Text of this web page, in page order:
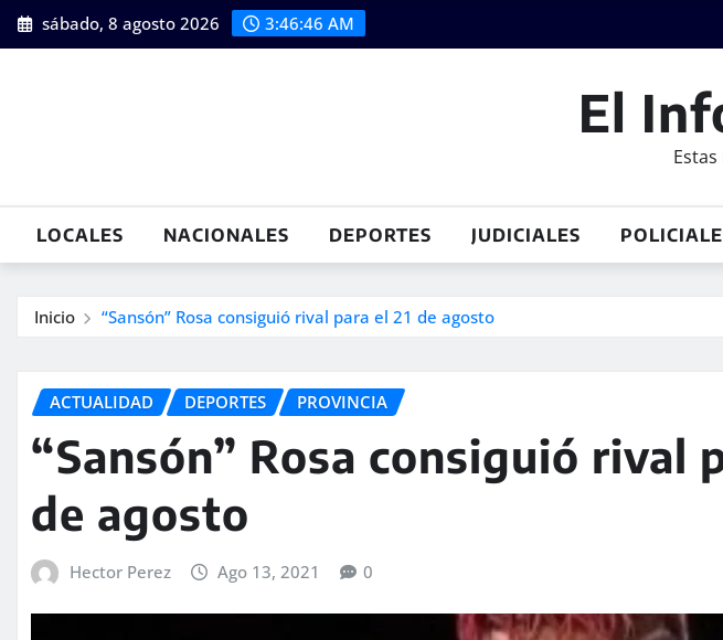
Saltar
al
sábado, 8 agosto 2026 3:46:47 AM
El
LOCALES NACIONALES DEPORTES JUDICIALES
Inicio “Sansón” Rosa consiguió rival para el 21 de agosto
ACTUALIDAD DEPORTES PROVINCIA
“Sansón” Rosa consiguió rival
de agosto
Hector Perez Ago 13, 2021 0